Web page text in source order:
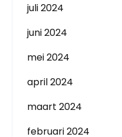
juli 2024
juni 2024
mei 2024
april 2024
maart 2024
februari 2024